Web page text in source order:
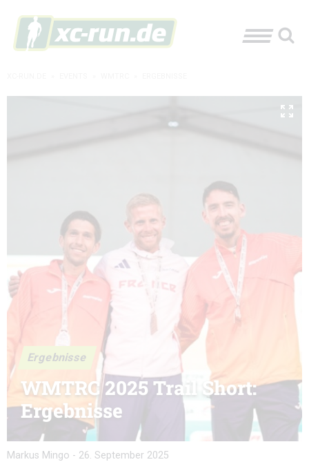
Ergebnisse
WMTRC 2025 Trail Short:
Ergebnisse
Markus Mingo - 26. September 2025